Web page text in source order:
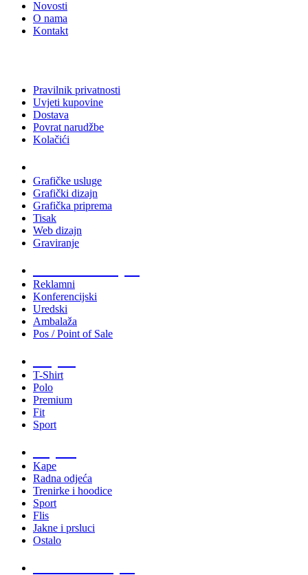
Novosti
O nama
Kontakt
Pravilnik privatnosti
Uvjeti kupovine
Dostava
Povrat narudžbe
Kolačići
Grafičke usluge
Grafički dizajn
Grafička priprema
Tisak
Web dizajn
Graviranje
Reklamni
Konferencijski
Uredski
Ambalaža
Pos / Point of Sale
T-Shirt
Polo
Premium
Fit
Sport
Kape
Radna odjeća
Trenirke i hoodice
Sport
Flis
Jakne i prsluci
Ostalo